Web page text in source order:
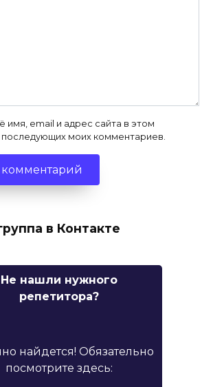
имя, email и адрес сайта в этом
последующих моих комментариев.
в Контакте
Не нашли нужного
репетитора?
найдется! Обязательно
посмотрите здесь: